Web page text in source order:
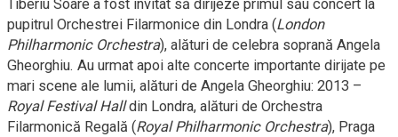
Tiberiu Soare a fost invitat să dirijeze primul său concert la
pupitrul Orchestrei Filarmonice din Londra (London
Philharmonic Orchestra), alături de celebra soprană Angela
Gheorghiu. Au urmat apoi alte concerte importante dirijate pe
mari scene ale lumii, alături de Angela Gheorghiu: 2013 –
Royal Festival Halldin Londra, alături de Orchestra
Filarmonică Regală (Royal Philharmonic Orchestra), Praga